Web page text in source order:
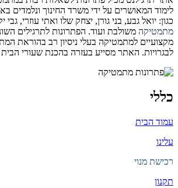
לימוד המאושרים על ידי משרד החינוך ונלמדים
כגון: יואל גבע, בני גורן, יצחק שלו ואתי עוזרי,
מתמטיקה משולבת ועוד. הפתרונות לתרגילים
מקצועיים למתמטיקה בעלי ניסיון רב בהוראת
לבגרויות. האתר מסייע בעזרה בהכנת שעורי
כללי
עמוד הבית
עלינו
רכישת מנוי
תקנון